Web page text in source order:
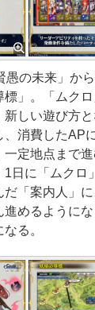
の未来」か
」。「ムク
しい遊び方
、消費したAP
定地点まで
1日に「ムクロ
「案内人」
めるように
る。